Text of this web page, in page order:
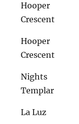
Hooper
Crescent
Hooper
Crescent
Nights
Templar
La Luz